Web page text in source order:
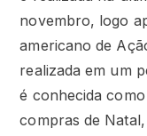
novembro, logo
americano de
realizada em um
é conhecida
compras de